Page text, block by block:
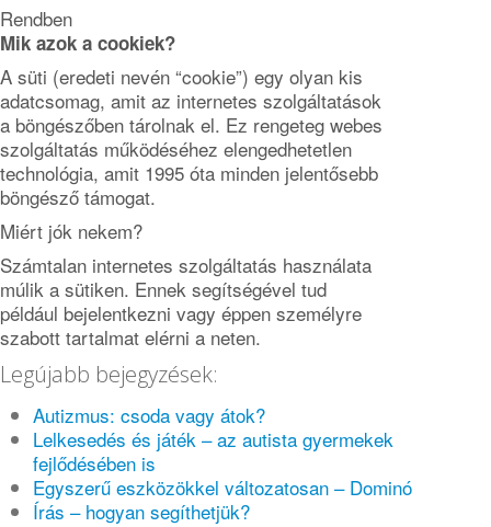
Rendben
Mik azok a cookiek?
A süti (eredeti nevén “cookie”) egy olyan kis
adatcsomag, amit az internetes szolgáltatások
a böngészőben tárolnak el. Ez rengeteg webes
szolgáltatás működéséhez elengedhetetlen
technológia, amit 1995 óta minden jelentősebb
böngésző támogat.
Miért jók nekem?
Számtalan internetes szolgáltatás használata
múlik a sütiken. Ennek segítségével tud
például bejelentkezni vagy éppen személyre
szabott tartalmat elérni a neten.
Legújabb bejegyzések:
Autizmus: csoda vagy átok?
Lelkesedés és játék – az autista gyermekek
fejlődésében is
Egyszerű eszközökkel változatosan – Dominó
Írás – hogyan segíthetjük?